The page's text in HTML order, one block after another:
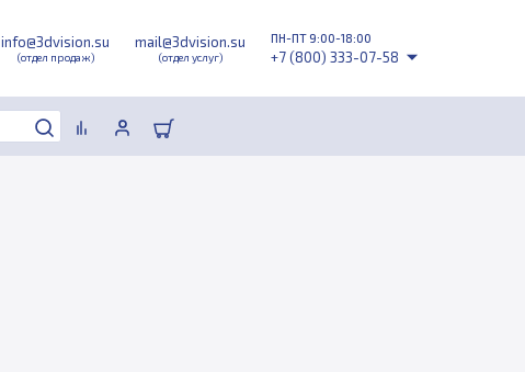
info@3dvision.su
(отдел продаж)
mail@3dvision.su
(отдел услуг)
ПН-ПТ 9:00-18:00
+7 (800) 333-07-58